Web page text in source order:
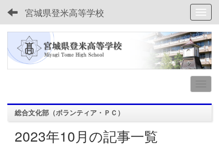
宮城県登米高等学校
総合文化部（ボランティア・ＰＣ）
2023年10月の記事一覧